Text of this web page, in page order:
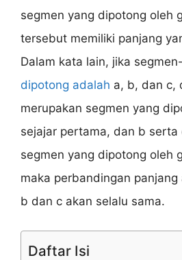
segmen yang dipotong oleh
tersebut memiliki panjang
Dalam kata lain, jika
dipotong adalah a, b, dan c,
merupakan segmen yang
sejajar pertama, dan b serta
segmen yang dipotong oleh
maka perbandingan
b dan c akan selalu sama.
Daftar Isi